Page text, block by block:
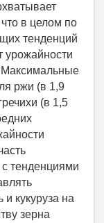
в целом по
тенденций
урожайности
Максимальные
ржи (в 1,9
(в 1,5
с тенденциями
кукуруза на
зерна